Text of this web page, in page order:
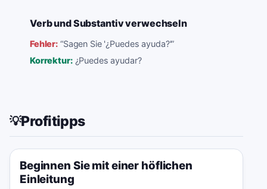
Verb und Substantiv verwechseln
Fehler: “Sagen Sie '¿Puedes ayuda?'”
Korrektur: ¿Puedes ayudar?
💡Profitipps
Beginnen Sie mit einer höflichen
Einleitung